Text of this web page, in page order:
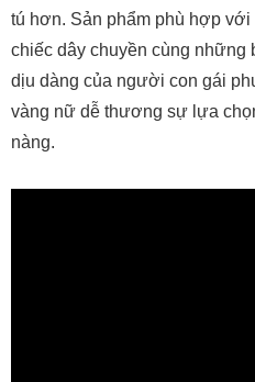
tú hơn. Sản phẩm phù hợp
chiếc dây chuyền cùng những
dịu dàng của người con gái
vàng nữ dễ thương sự lựa
nàng.